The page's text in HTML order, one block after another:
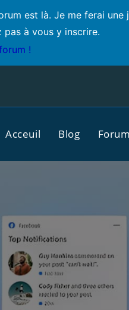
est là. Je me ferai
pas à vous y inscrire.
!
Acceuil Blog Forum